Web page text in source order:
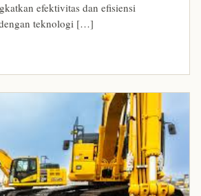
efektivitas dan efisiensi
teknologi […]